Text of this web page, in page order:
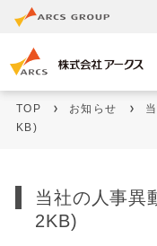
TOP お知らせ
KB)
当社の人事異
2KB)